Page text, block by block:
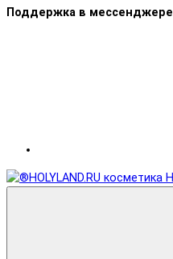
Поддержка в мессенджере